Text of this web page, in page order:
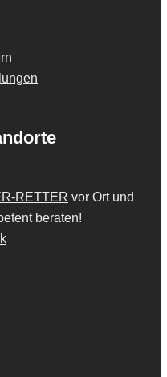
RETTER vor Ort und
beraten!